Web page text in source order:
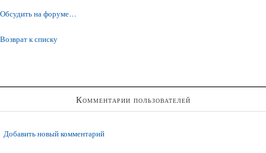
Обсудить на форуме…
Возврат к списку
Комментарии пользователей
Добавить новый комментарий